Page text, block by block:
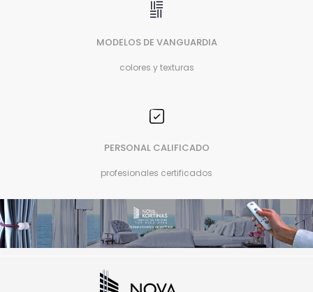
MODELOS DE VANGUARDIA
colores y texturas
PERSONAL CALIFICADO
profesionales certificados